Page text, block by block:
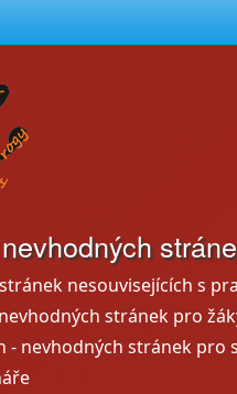
nesouvisejících s
stránek pro
- nevhodných stránek pro